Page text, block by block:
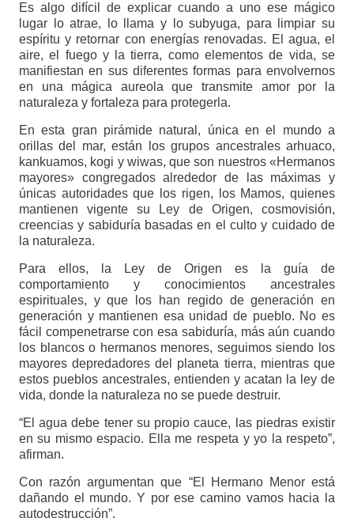
Es algo difícil de explicar cuando a uno ese mágico
lugar lo atrae, lo llama y lo subyuga, para limpiar su
espíritu y retornar con energías renovadas. El agua, el
aire, el fuego y la tierra, como elementos de vida, se
manifiestan en sus diferentes formas para envolvernos
en una mágica aureola que transmite amor por la
naturaleza y fortaleza para protegerla.
En esta gran pirámide natural, única en el mundo a
orillas del mar, están los grupos ancestrales arhuaco,
kankuamos, kogi y wiwas, que son nuestros «Hermanos
mayores» congregados alrededor de las máximas y
únicas autoridades que los rigen, los Mamos, quienes
mantienen vigente su Ley de Origen, cosmovisión,
creencias y sabiduría basadas en el culto y cuidado de
la naturaleza.
Para ellos, la Ley de Origen es la guía de
comportamiento y conocimientos ancestrales
espirituales, y que los han regido de generación en
generación y mantienen esa unidad de pueblo. No es
fácil compenetrarse con esa sabiduría, más aún cuando
los blancos o hermanos menores, seguimos siendo los
mayores depredadores del planeta tierra, mientras que
estos pueblos ancestrales, entienden y acatan la ley de
vida, donde la naturaleza no se puede destruir.
“El agua debe tener su propio cauce, las piedras existir
en su mismo espacio. Ella me respeta y yo la respeto”,
afirman.
Con razón argumentan que “El Hermano Menor está
dañando el mundo. Y por ese camino vamos hacia la
autodestrucción”.